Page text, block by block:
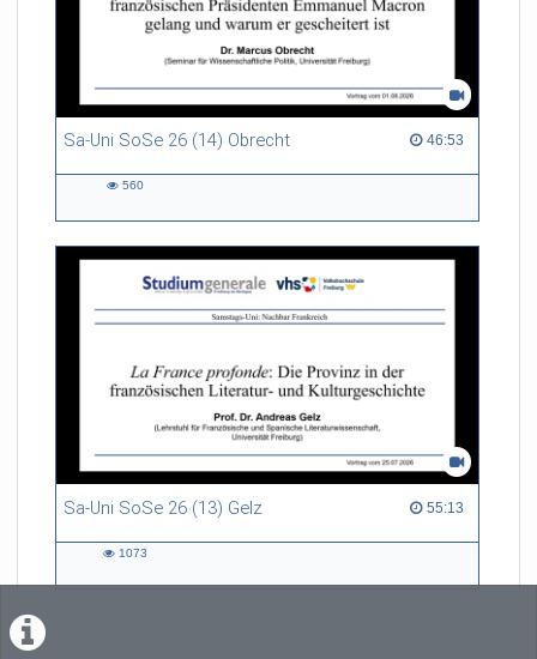
Sa-Uni SoSe 26 (14) Obrecht 46:53
46:53 duration
560
Sa-Uni SoSe 26 (13) Gelz 55:13
55:13 duration
1073